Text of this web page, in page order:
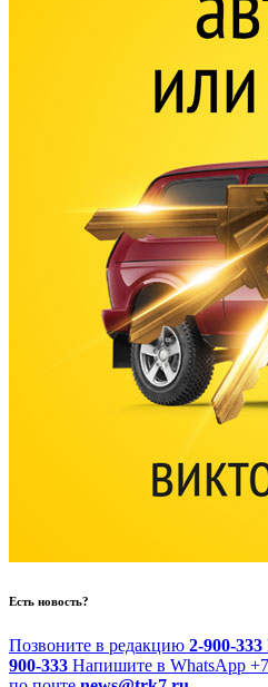
Есть новость?
Позвоните в редакцию 2-900-333
900-333 Напишите в WhatsApp